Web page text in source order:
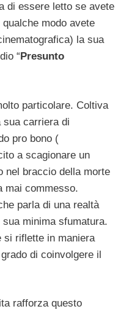
di essere letto se avete
modo avete
la sua
“Presunto
particolare. Coltiva
sua carriera di
pro bono (
a scagionare un
nel braccio della morte
mai commesso.
parla di una realtà
minima sfumatura.
si riflette in maniera
di coinvolgere il
rafforza questo